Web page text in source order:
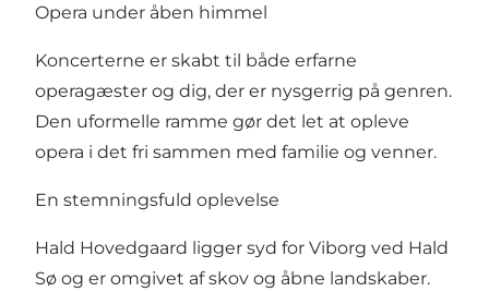
Opera under åben himmel
Koncerterne er skabt til både erfarne
operagæster og dig, der er nysgerrig på genren.
Den uformelle ramme gør det let at opleve
opera i det fri sammen med familie og venner.
En stemningsfuld oplevelse
Hald Hovedgaard ligger syd for Viborg ved Hald
Sø og er omgivet af skov og åbne landskaber.